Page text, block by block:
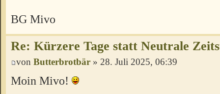
BG Mivo
Re: Kürzere Tage statt Neutrale
von Butterbrotbär » 28. Juli 2025, 06:39
Moin Mivo!